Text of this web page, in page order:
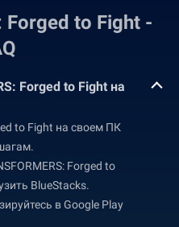
Forged to Fight -
Forged to Fight на
to Fight на своем ПК
Forged to
BlueStacks.
в Google Play